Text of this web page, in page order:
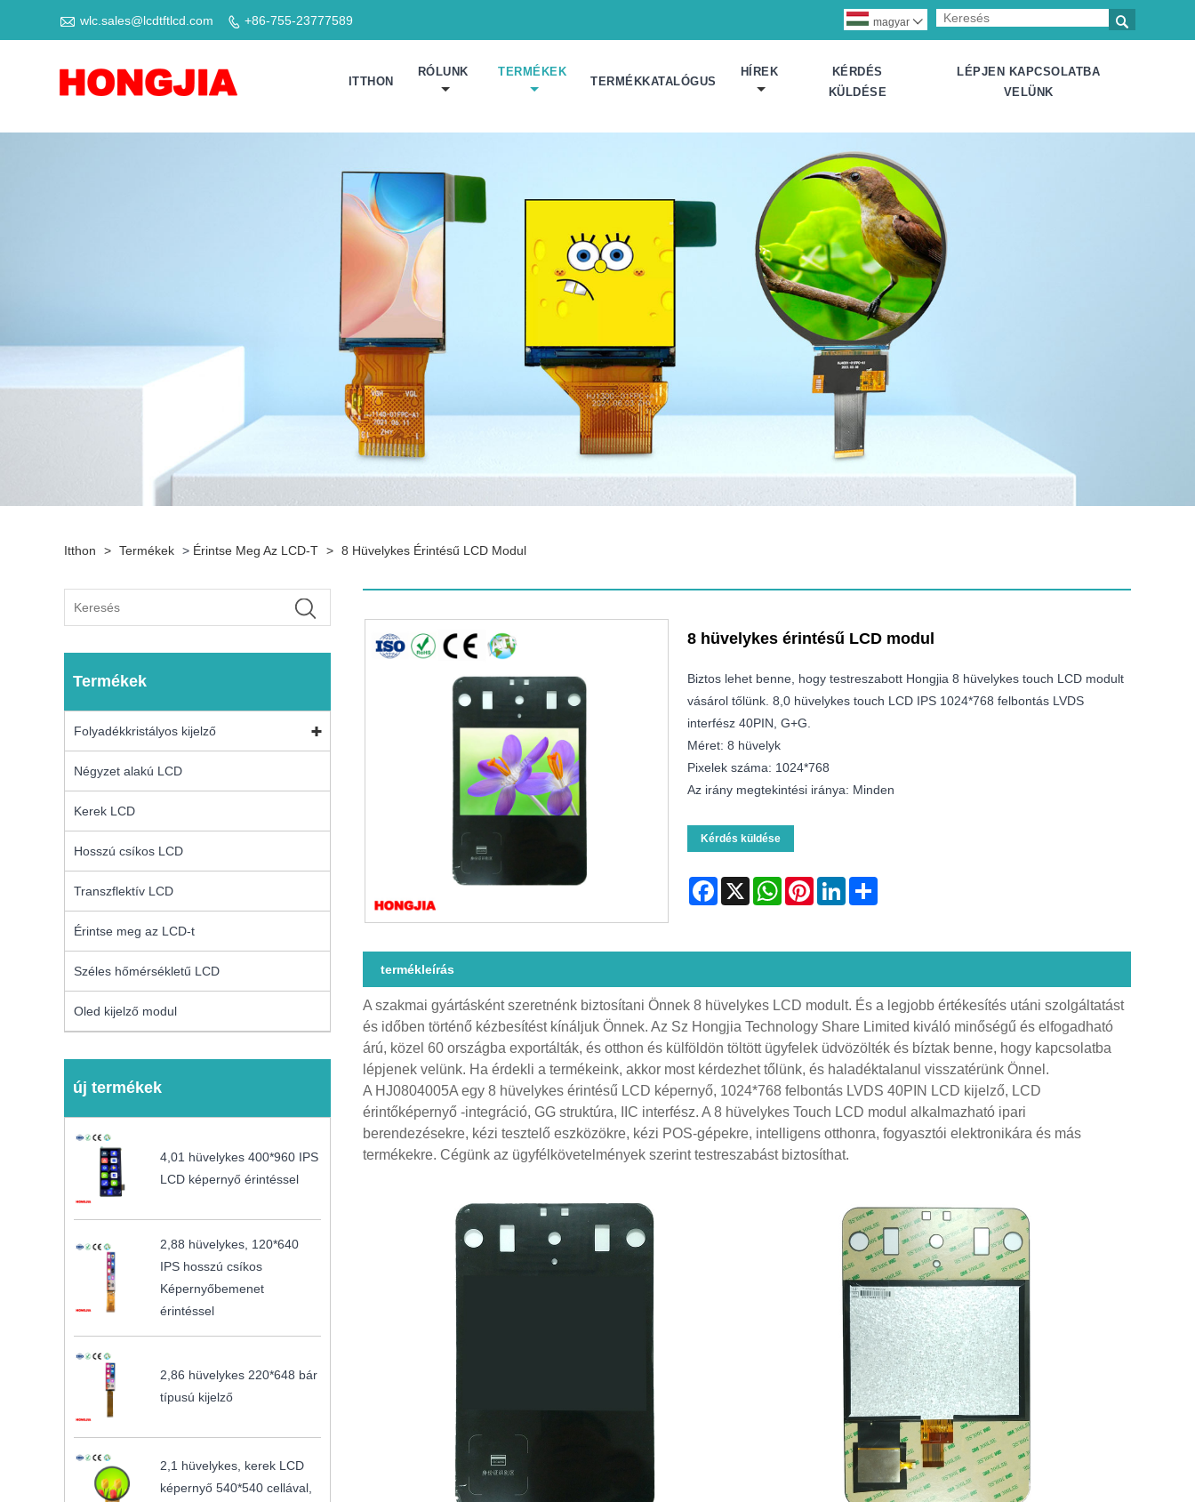
 wlc.sales@lcdtftlcd.com  +86-755-23777589 
magyar 
ITTHON
RÓLUNK TERMÉKEK
TERMÉKKATALÓGUS
HÍREK
KÉRDÉS
KÜLDÉSE
LÉPJEN KAPCSOLATBA
VELÜNK
Itthon > Termékek > Érintse Meg Az LCD-T > 8 Hüvelykes Érintésű LCD Modul
Termékek
Folyadékkristályos kijelző
Négyzet alakú LCD
Kerek LCD
Hosszú csíkos LCD
Transzflektív LCD
Érintse meg az LCD-t
Széles hőmérsékletű LCD
Oled kijelző modul
új termékek
4,01 hüvelykes 400*960 IPS
LCD képernyő érintéssel
2,88 hüvelykes, 120*640
IPS hosszú csíkos
Képernyőbemenet
érintéssel
2,86 hüvelykes 220*648 bár
típusú kijelző
2,1 hüvelykes, kerek LCD
képernyő 540*540 cellával,
8 hüvelykes érintésű LCD modul
Biztos lehet benne, hogy testreszabott Hongjia 8 hüvelykes touch LCD modult
vásárol tőlünk. 8,0 hüvelykes touch LCD IPS 1024*768 felbontás LVDS
interfész 40PIN, G+G.
Méret: 8 hüvelyk
Pixelek száma: 1024*768
Az irány megtekintési iránya: Minden
Kérdés küldése
Facebook
X WhatsAppPinterestLinkedInShare
termékleírás
A szakmai gyártásként szeretnénk biztosítani Önnek 8 hüvelykes LCD modult. És a legjobb értékesítés utáni szolgáltatást
és időben történő kézbesítést kínáljuk Önnek. Az Sz Hongjia Technology Share Limited kiváló minőségű és elfogadható
árú, közel 60 országba exportálták, és otthon és külföldön töltött ügyfelek üdvözölték és bíztak benne, hogy kapcsolatba
lépjenek velünk. Ha érdekli a termékeink, akkor most kérdezhet tőlünk, és haladéktalanul visszatérünk Önnel.
A HJ0804005A egy 8 hüvelykes érintésű LCD képernyő, 1024*768 felbontás LVDS 40PIN LCD kijelző, LCD
érintőképernyő -integráció, GG struktúra, IIC interfész. A 8 hüvelykes Touch LCD modul alkalmazható ipari
berendezésekre, kézi tesztelő eszközökre, kézi POS-gépekre, intelligens otthonra, fogyasztói elektronikára és más
termékekre. Cégünk az ügyfélkövetelmények szerint testreszabást biztosíthat.